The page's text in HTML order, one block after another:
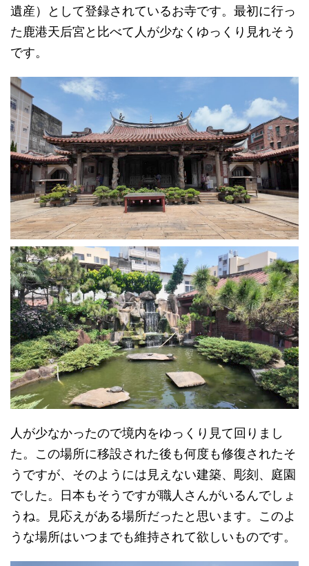
遺産）として登録されているお寺です。最初に行っ
た鹿港天后宮と比べて人が少なくゆっくり見れそう
です。
人が少なかったので境内をゆっくり見て回りまし
た。この場所に移設された後も何度も修復されたそ
うですが、そのようには見えない建築、彫刻、庭園
でした。日本もそうですが職人さんがいるんでしょ
うね。見応えがある場所だったと思います。このよ
うな場所はいつまでも維持されて欲しいものです。